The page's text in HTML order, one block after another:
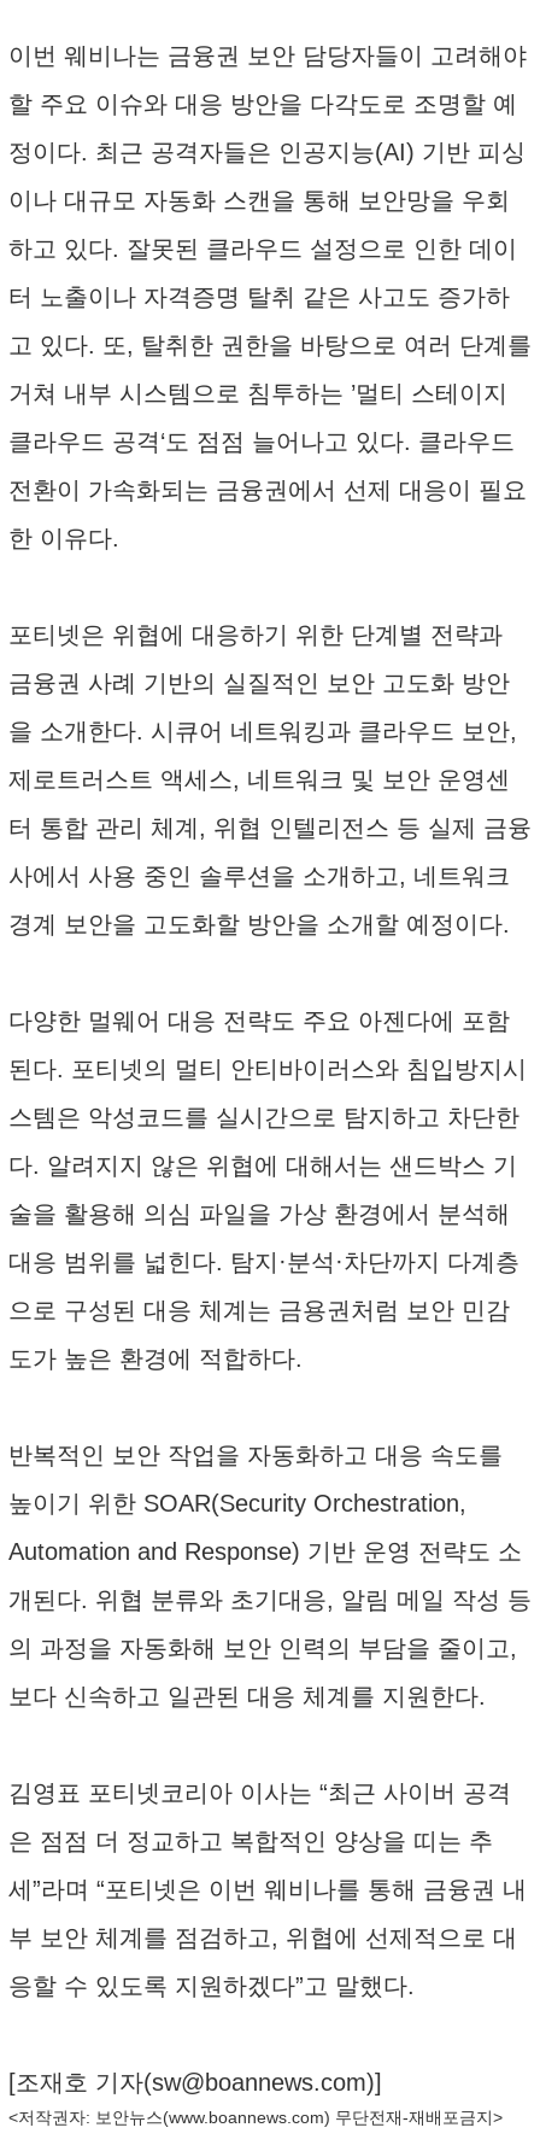
이번 웨비나는 금융권 보안 담당자들이 고려해야
할 주요 이슈와 대응 방안을 다각도로 조명할 예
정이다. 최근 공격자들은 인공지능(AI) 기반 피싱
이나 대규모 자동화 스캔을 통해 보안망을 우회
하고 있다. 잘못된 클라우드 설정으로 인한 데이
터 노출이나 자격증명 탈취 같은 사고도 증가하
고 있다. 또, 탈취한 권한을 바탕으로 여러 단계를
거쳐 내부 시스템으로 침투하는 ’멀티 스테이지
클라우드 공격‘도 점점 늘어나고 있다. 클라우드
전환이 가속화되는 금융권에서 선제 대응이 필요
한 이유다.
포티넷은 위협에 대응하기 위한 단계별 전략과
금융권 사례 기반의 실질적인 보안 고도화 방안
을 소개한다. 시큐어 네트워킹과 클라우드 보안,
제로트러스트 액세스, 네트워크 및 보안 운영센
터 통합 관리 체계, 위협 인텔리전스 등 실제 금융
사에서 사용 중인 솔루션을 소개하고, 네트워크
경계 보안을 고도화할 방안을 소개할 예정이다.
다양한 멀웨어 대응 전략도 주요 아젠다에 포함
된다. 포티넷의 멀티 안티바이러스와 침입방지시
스템은 악성코드를 실시간으로 탐지하고 차단한
다. 알려지지 않은 위협에 대해서는 샌드박스 기
술을 활용해 의심 파일을 가상 환경에서 분석해
대응 범위를 넓힌다. 탐지·분석·차단까지 다계층
으로 구성된 대응 체계는 금용권처럼 보안 민감
도가 높은 환경에 적합하다.
반복적인 보안 작업을 자동화하고 대응 속도를
높이기 위한 SOAR(Security Orchestration,
Automation and Response) 기반 운영 전략도 소
개된다. 위협 분류와 초기대응, 알림 메일 작성 등
의 과정을 자동화해 보안 인력의 부담을 줄이고,
보다 신속하고 일관된 대응 체계를 지원한다.
김영표 포티넷코리아 이사는 “최근 사이버 공격
은 점점 더 정교하고 복합적인 양상을 띠는 추
세”라며 “포티넷은 이번 웨비나를 통해 금융권 내
부 보안 체계를 점검하고, 위협에 선제적으로 대
응할 수 있도록 지원하겠다”고 말했다.
[조재호 기자(sw@boannews.com)]
<저작권자: 보안뉴스(www.boannews.com) 무단전재-재배포금지>